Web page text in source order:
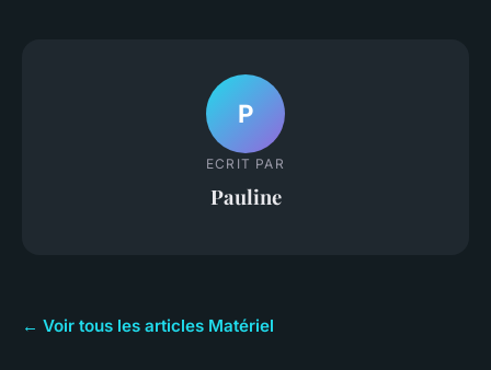
P
ECRIT PAR
Pauline
← Voir tous les articles Matériel